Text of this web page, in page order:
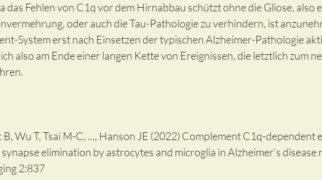
das Fehlen von C1q vor dem Hirnabbau schützt ohne die Gliose, also
oder auch die Tau-Pathologie zu verhindern, ist
System erst nach Einsetzen der typischen Alzheimer-Pathologie
also am Ende einer langen Kette von Ereignissen, die letztlich zum
B, Wu T, Tsai M-C, ..., Hanson JE (2022) Complement C1q-dependent
elimination by astrocytes and microglia in Alzheimer’s disease
2:837